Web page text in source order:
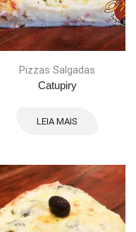
Pizzas Salgadas
Catupiry
LEIA MAIS